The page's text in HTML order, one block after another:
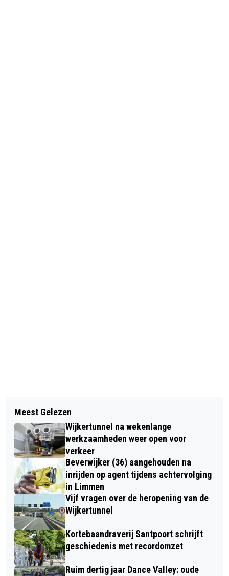
AUTO GAAT ER VANDOOR NA
STOPTEKEN EN CRASHT IN
BEVERWIJK
VERMISTE EN GEVONDEN DIEREN
DIERENAMBULANCE KENNEMERLAND
Meest Gelezen
Wijkertunnel na wekenlange
werkzaamheden weer open voor
verkeer
Beverwijker (36) aangehouden na
inrijden op agent tijdens achtervolging
in Limmen
Vijf vragen over de heropening van de
Wijkertunnel
Kortebaandraverij Santpoort schrijft
geschiedenis met recordomzet
Ruim dertig jaar Dance Valley: oude